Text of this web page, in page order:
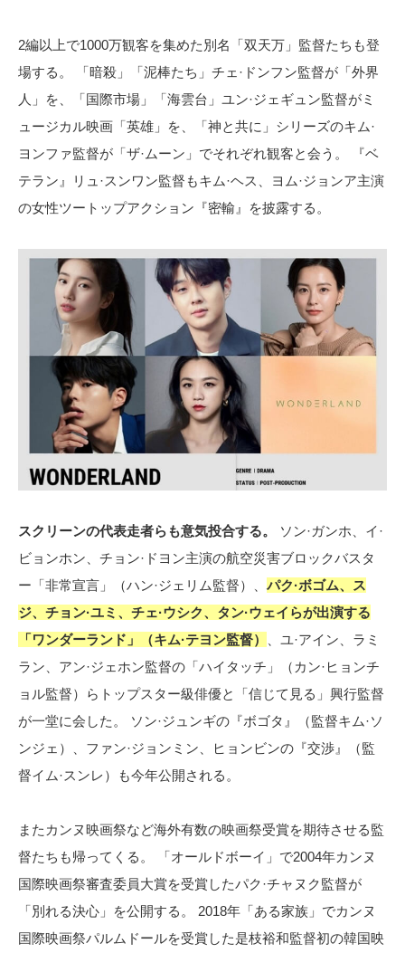
2編以上で1000万観客を集めた別名「双天万」監督たちも登
場する。 「暗殺」「泥棒たち」チェ·ドンフン監督が「外界
人」を、「国際市場」「海雲台」ユン·ジェギュン監督がミ
ュージカル映画「英雄」を、「神と共に」シリーズのキム·
ヨンファ監督が「ザ·ムーン」でそれぞれ観客と会う。 『ベ
テラン』リュ·スンワン監督もキム·ヘス、ヨム·ジョンア主演
の女性ツートップアクション『密輸』を披露する。
スクリーンの代表走者らも意気投合する。
ソン·ガンホ、イ·
ビョンホン、チョン·ドヨン主演の航空災害ブロックバスタ
ー「非常宣言」（ハン·ジェリム監督）、 パク·ボゴム、ス
ジ、チョン·ユミ、チェ·ウシク、タン·ウェイらが出演する
「ワンダーランド」（キム·テヨン監督）
、ユ·アイン、ラミ
ラン、アン·ジェホン監督の「ハイタッチ」（カン·ヒョンチ
ョル監督）らトップスター級俳優と「信じて見る」興行監督
が一堂に会した。 ソン·ジュンギの『ボゴタ』（監督キム·ソ
ンジェ）、ファン·ジョンミン、ヒョンビンの『交渉』（監
督イム·スンレ）も今年公開される。
またカンヌ映画祭など海外有数の映画祭受賞を期待させる監
督たちも帰ってくる。 「オールドボーイ」で2004年カンヌ
国際映画祭審査委員大賞を受賞したパク·チャヌク監督が
「別れる決心」を公開する。 2018年「ある家族」でカンヌ
国際映画祭パルムドールを受賞した是枝裕和監督初の韓国映